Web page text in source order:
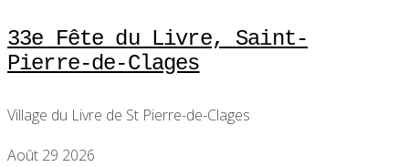
33e Fête du Livre, Saint-
Pierre-de-Clages
Village du Livre de St Pierre-de-Clages
Août 29 2026